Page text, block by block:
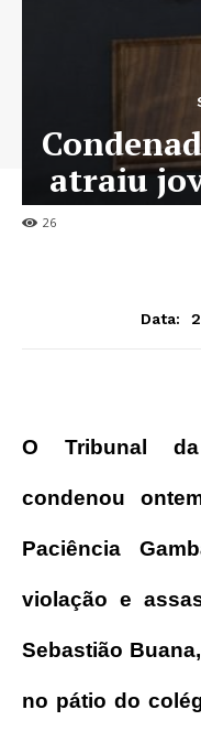
26
atraiu
Data:
O Tribunal
condenou
Paciência
violação e
Sebastião
no pátio do